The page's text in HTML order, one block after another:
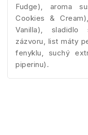
Fudge), aroma
Cookies &
Vanilla), sladidlo
zázvoru, list máty
fenyklu, suchý
piperinu).